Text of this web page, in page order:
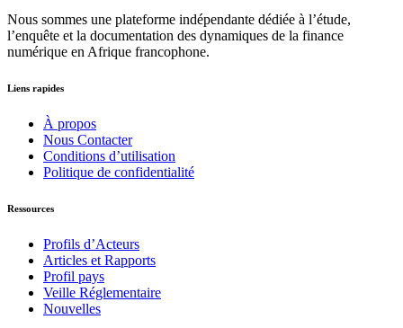
Nous sommes une plateforme indépendante dédiée à l’étude,
l’enquête et la documentation des dynamiques de la finance
numérique en Afrique francophone.
Liens rapides
À propos
Nous Contacter
Conditions d’utilisation
Politique de confidentialité
Ressources
Profils d’Acteurs
Articles et Rapports
Profil pays
Veille Réglementaire
Nouvelles